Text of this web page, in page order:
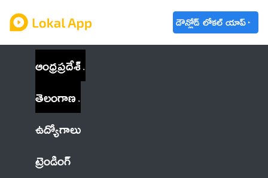
డౌన్లోడ్ లోకల్ యాప్
ఆంధ్రప్రదేశ్
తెలంగాణ
ఉద్యోగాలు
ట్రెండింగ్